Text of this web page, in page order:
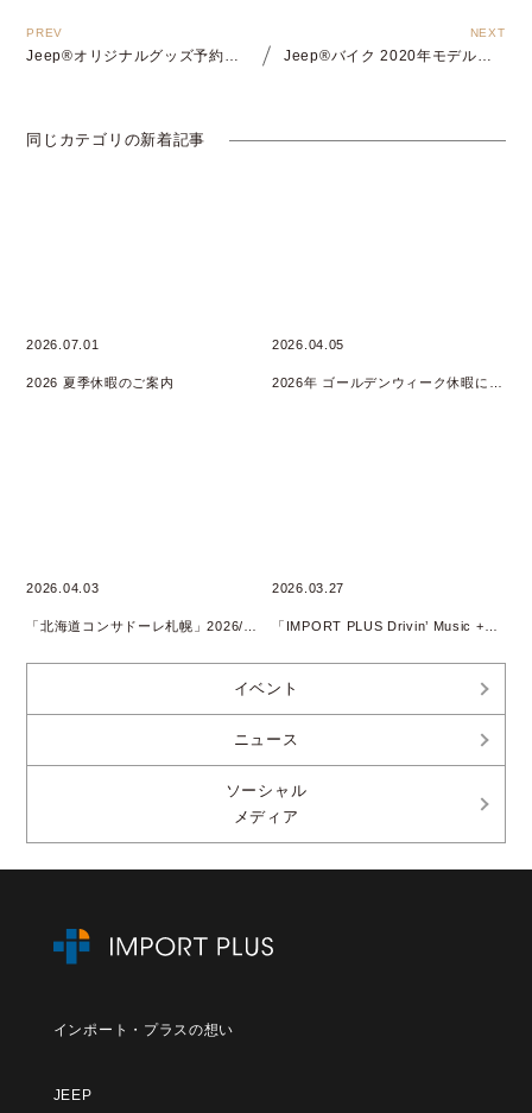
同じカテゴリの新着記事
2026.07.01
2026 夏季休暇のご案内
2026.04.05
2026.04.03 2026.03.27
イベント
ニュース
ソーシャル
メディア
インポート・プラスの想い
JEEP